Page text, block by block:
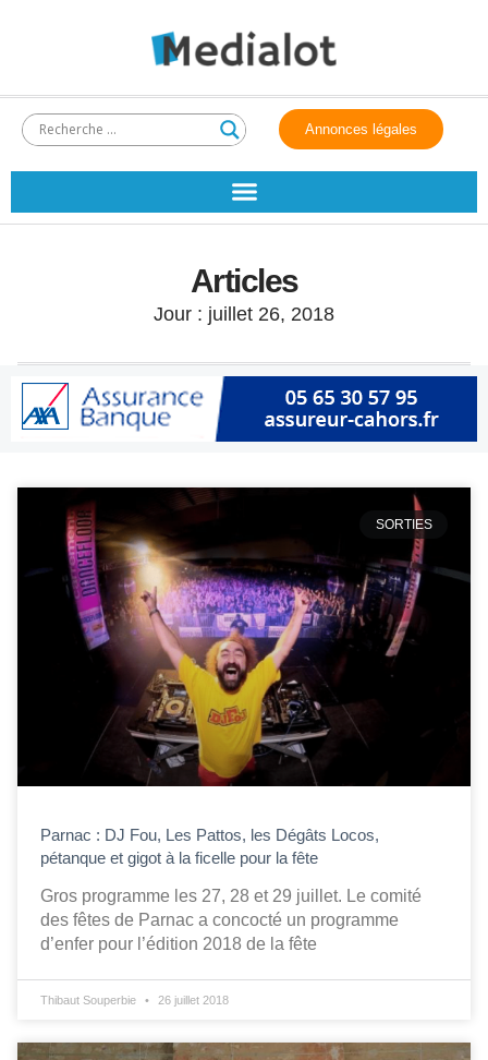
Annonces légales
Articles
Jour : juillet 26, 2018
SORTIES
Parnac : DJ Fou, Les Pattos, les Dégâts Locos,
pétanque et gigot à la ficelle pour la fête
Gros programme les 27, 28 et 29 juillet. Le comité
des fêtes de Parnac a concocté un programme
d’enfer pour l’édition 2018 de la fête
Thibaut Souperbie 26 juillet 2018